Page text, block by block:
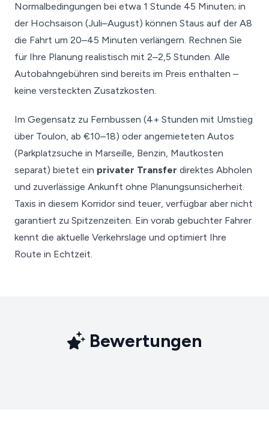
Normalbedingungen bei etwa 1 Stunde 45 Minuten; in
der Hochsaison (Juli–August) können Staus auf der A8
die Fahrt um 20–45 Minuten verlängern. Rechnen Sie
für Ihre Planung realistisch mit 2–2,5 Stunden. Alle
Autobahngebühren sind bereits im Preis enthalten –
keine versteckten Zusatzkosten.
Im Gegensatz zu Fernbussen (4+ Stunden mit Umstieg
über Toulon, ab €10–18) oder angemieteten Autos
(Parkplatzsuche in Marseille, Benzin, Mautkosten
separat) bietet ein privater Transfer direktes Abholen
und zuverlässige Ankunft ohne Planungsunsicherheit.
Taxis in diesem Korridor sind teuer, verfügbar aber nicht
garantiert zu Spitzenzeiten. Ein vorab gebuchter Fahrer
kennt die aktuelle Verkehrslage und optimiert Ihre
Route in Echtzeit.
Bewertungen